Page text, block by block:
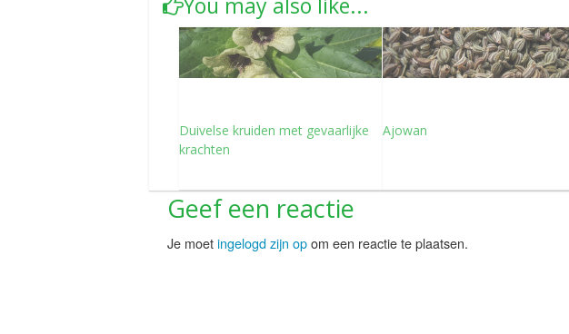
Duivelse kruiden met gevaarlijke
krachten
Ajowan
Geef een reactie
Je moetingelogd zijn opom een reactie te plaatsen.